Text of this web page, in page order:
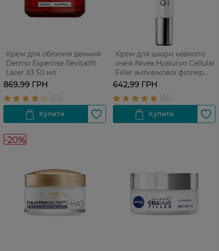
Крем для обличчя денний
Dermo Expertise Revitalift
Laser X3 50 мл
869,99 ГРН
Крем для шкіри навколо
очей Nivea Hyaluron Cellular
Filler антивікової філлер
проти зморшок 15 мл
642,99 ГРН
-20%